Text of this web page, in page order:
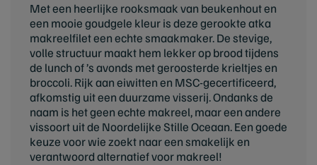
Met een heerlijke rooksmaak van beukenhout en
een mooie goudgele kleur is deze gerookte atka
makreelfilet een echte smaakmaker. De stevige,
volle structuur maakt hem lekker op brood tijdens
de lunch of ’s avonds met geroosterde krieltjes en
broccoli. Rijk aan eiwitten en MSC-gecertificeerd,
afkomstig uit een duurzame visserij. Ondanks de
naam is het geen echte makreel, maar een andere
vissoort uit de Noordelijke Stille Oceaan. Een goede
keuze voor wie zoekt naar een smakelijk en
verantwoord alternatief voor makreel!